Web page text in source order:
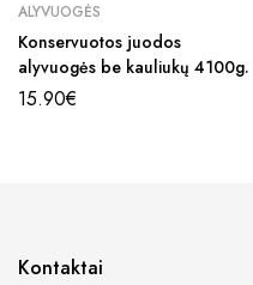
ALYVUOGĖS
Konservuotos juodos
alyvuogės be kauliukų 4100g.
15.90€
Kontaktai